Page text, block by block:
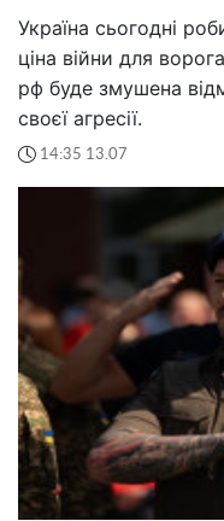
Україна сьогодні
ціна війни для
рф буде змушена
своєї агресії.
14:35 13.07